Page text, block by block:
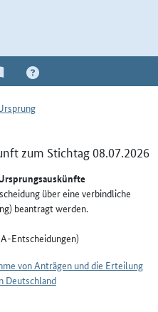
zum Stichtag 08.07.2026
über eine verbindliche
beantragt werden.
Entscheidungen)
von Anträgen und die Erteilung
Deutschland